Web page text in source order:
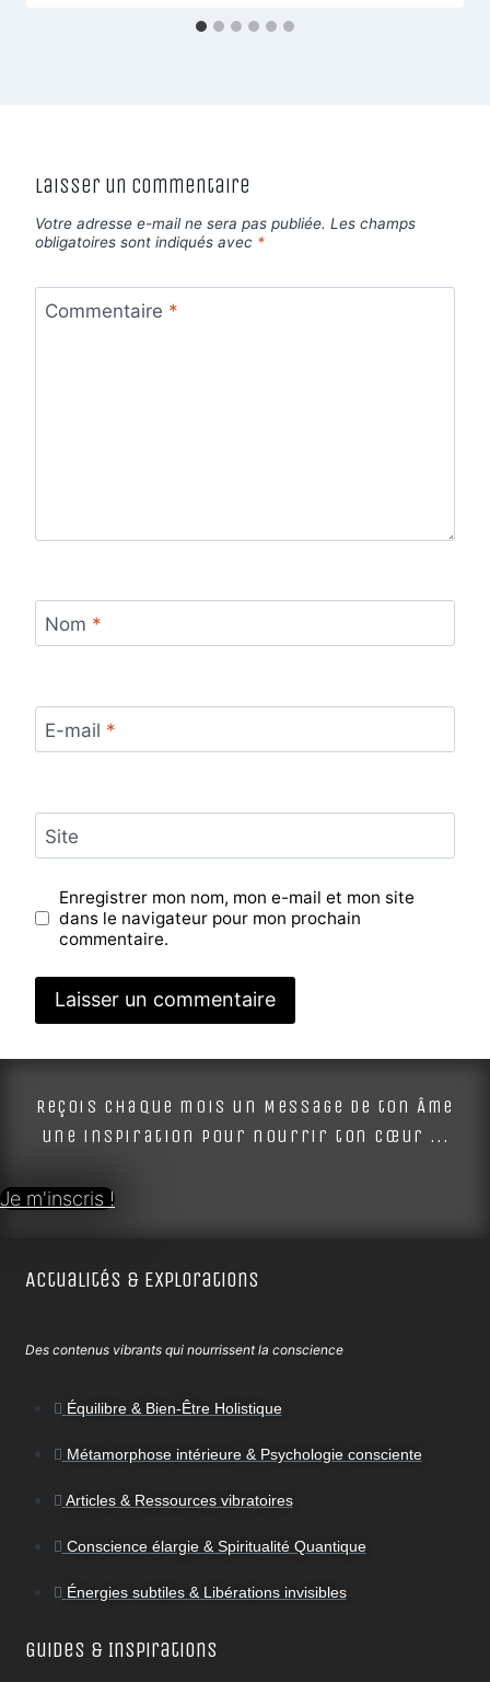
Laisser un commentaire
Votre adresse e-mail ne sera pas publiée. Les champs
obligatoires sont indiqués avec *
Commentaire *
Nom *
E-mail *
Site
Enregistrer mon nom, mon e-mail et mon site
dans le navigateur pour mon prochain
commentaire.
Alternative:
Reçois chaque mois un Message de ton Âme
une inspiration pour nourrir ton cœur ...
Je m'inscris !
Actualités & Explorations
Des contenus vibrants qui nourrissent la conscience
Équilibre & Bien-Être Holistique
Métamorphose intérieure & Psychologie consciente
Articles & Ressources vibratoires
Conscience élargie & Spiritualité Quantique
Énergies subtiles & Libérations invisibles
Guides & Inspirations